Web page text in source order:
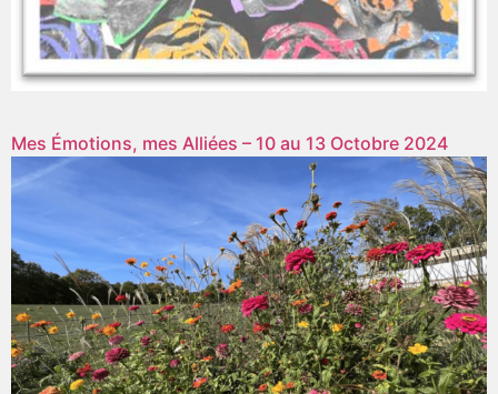
Mes Émotions, mes Alliées – 10 au 13 Octobre 2024